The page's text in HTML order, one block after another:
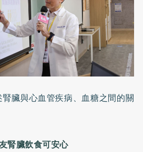
臟與心血管疾病、血糖之間的關
腎臟飲食可安心